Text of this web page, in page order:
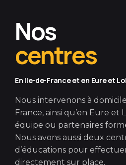
Nos
centres
En Ile-de-France et en Eure et
Nous intervenons à
France, ainsi qu’en Eure et
équipe ou partenaires
Nous avons aussi deux
d’éducations pour
directement sur place.